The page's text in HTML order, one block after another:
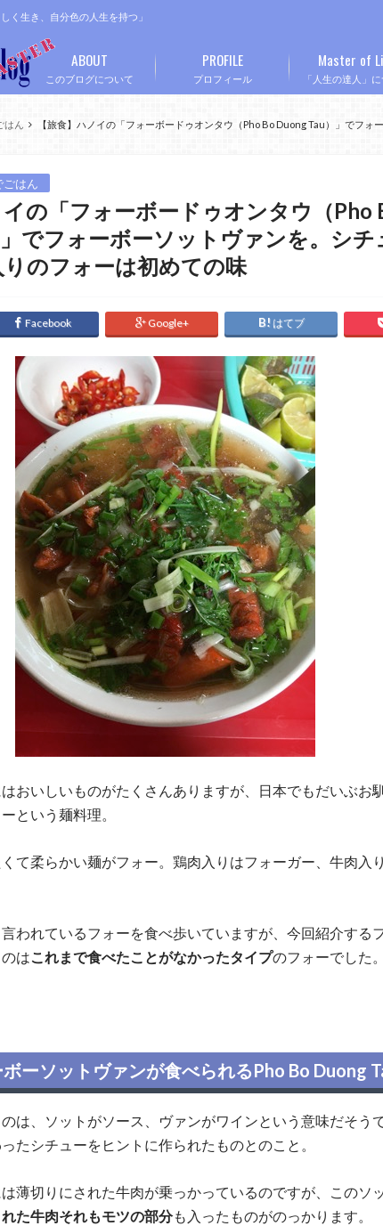
く生き、自分色の人生を持つ」
このブログについて
ABOUT
プロフィール
PROFILE
「人生の達人」
Master of
はん 【旅食】ハノイの「フォーボードゥオンタウ（Pho Bo Duong Tau）」でフ
はん
イの「フォーボードゥオンタウ（Pho
でフォーボーソットヴァンを。シチ
のフォーは初めての味
Facebook Google+ はてブ
おいしいものがたくさんありますが、日本でもだいぶお
という麺料理。
て柔らかい麺がフォー。鶏肉入りはフォーガー、牛肉入
われているフォーを食べ歩いていますが、今回紹介する
はこれまで食べたことがなかったタイプのフォーでした。
ーソットヴァンが食べられるPho Bo Duong
は、ソットがソース、ヴァンがワインという意味だそう
たシチューをヒントに作られたものとのこと。
薄切りにされた牛肉が乗っかっているのですが、このソ
た牛肉それもモツの部分も入ったものがのっかります。